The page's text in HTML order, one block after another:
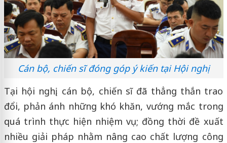
Cán bộ, chiến sĩ đóng góp ý kiến tại Hội nghị
Tại hội nghị, cán bộ, chiến sĩ đã thẳng thắn trao
đổi, phản ánh những khó khăn, vướng mắc trong
quá trình thực hiện nhiệm vụ; đồng thời đề xuất
nhiều giải pháp nhằm nâng cao chất lượng công